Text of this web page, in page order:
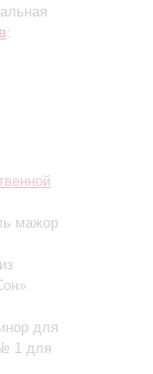
:
мажор
для
1 для